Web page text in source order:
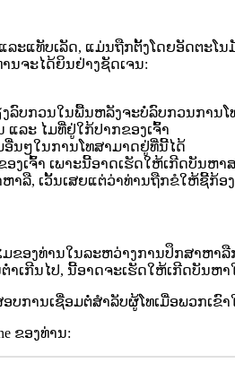
ແລະແທບເລດ, ແມນຖກຕງໂດຍອດຕະໂນ
ານຈະໄດຍນຢາງຊດເຈນ:
ງລບກວນໃນພນຫລງຈະບລບກວນການໂ
ແລະ ໄມທຢໃກປາກຂອງເຈາ
ອນໆໃນການໂທສາມາດຢທນໄດ
ອງເຈາ ເພາະນອາດເຮດໃຫເກດບນຫາ
ຫາລ, ເວນເສຍແຕວາທານຖກຂໃຫຊກອງ
ມຂອງທານໃນລະຫວາງການປກສາຫາລ
ຕາເກນໄປ, ນອາດຈະເຮດໃຫເກດບນຫາ
ອບການເຊອມຕສາລບຜໂທເມອພວກເຂາ
ຂອງທານ: